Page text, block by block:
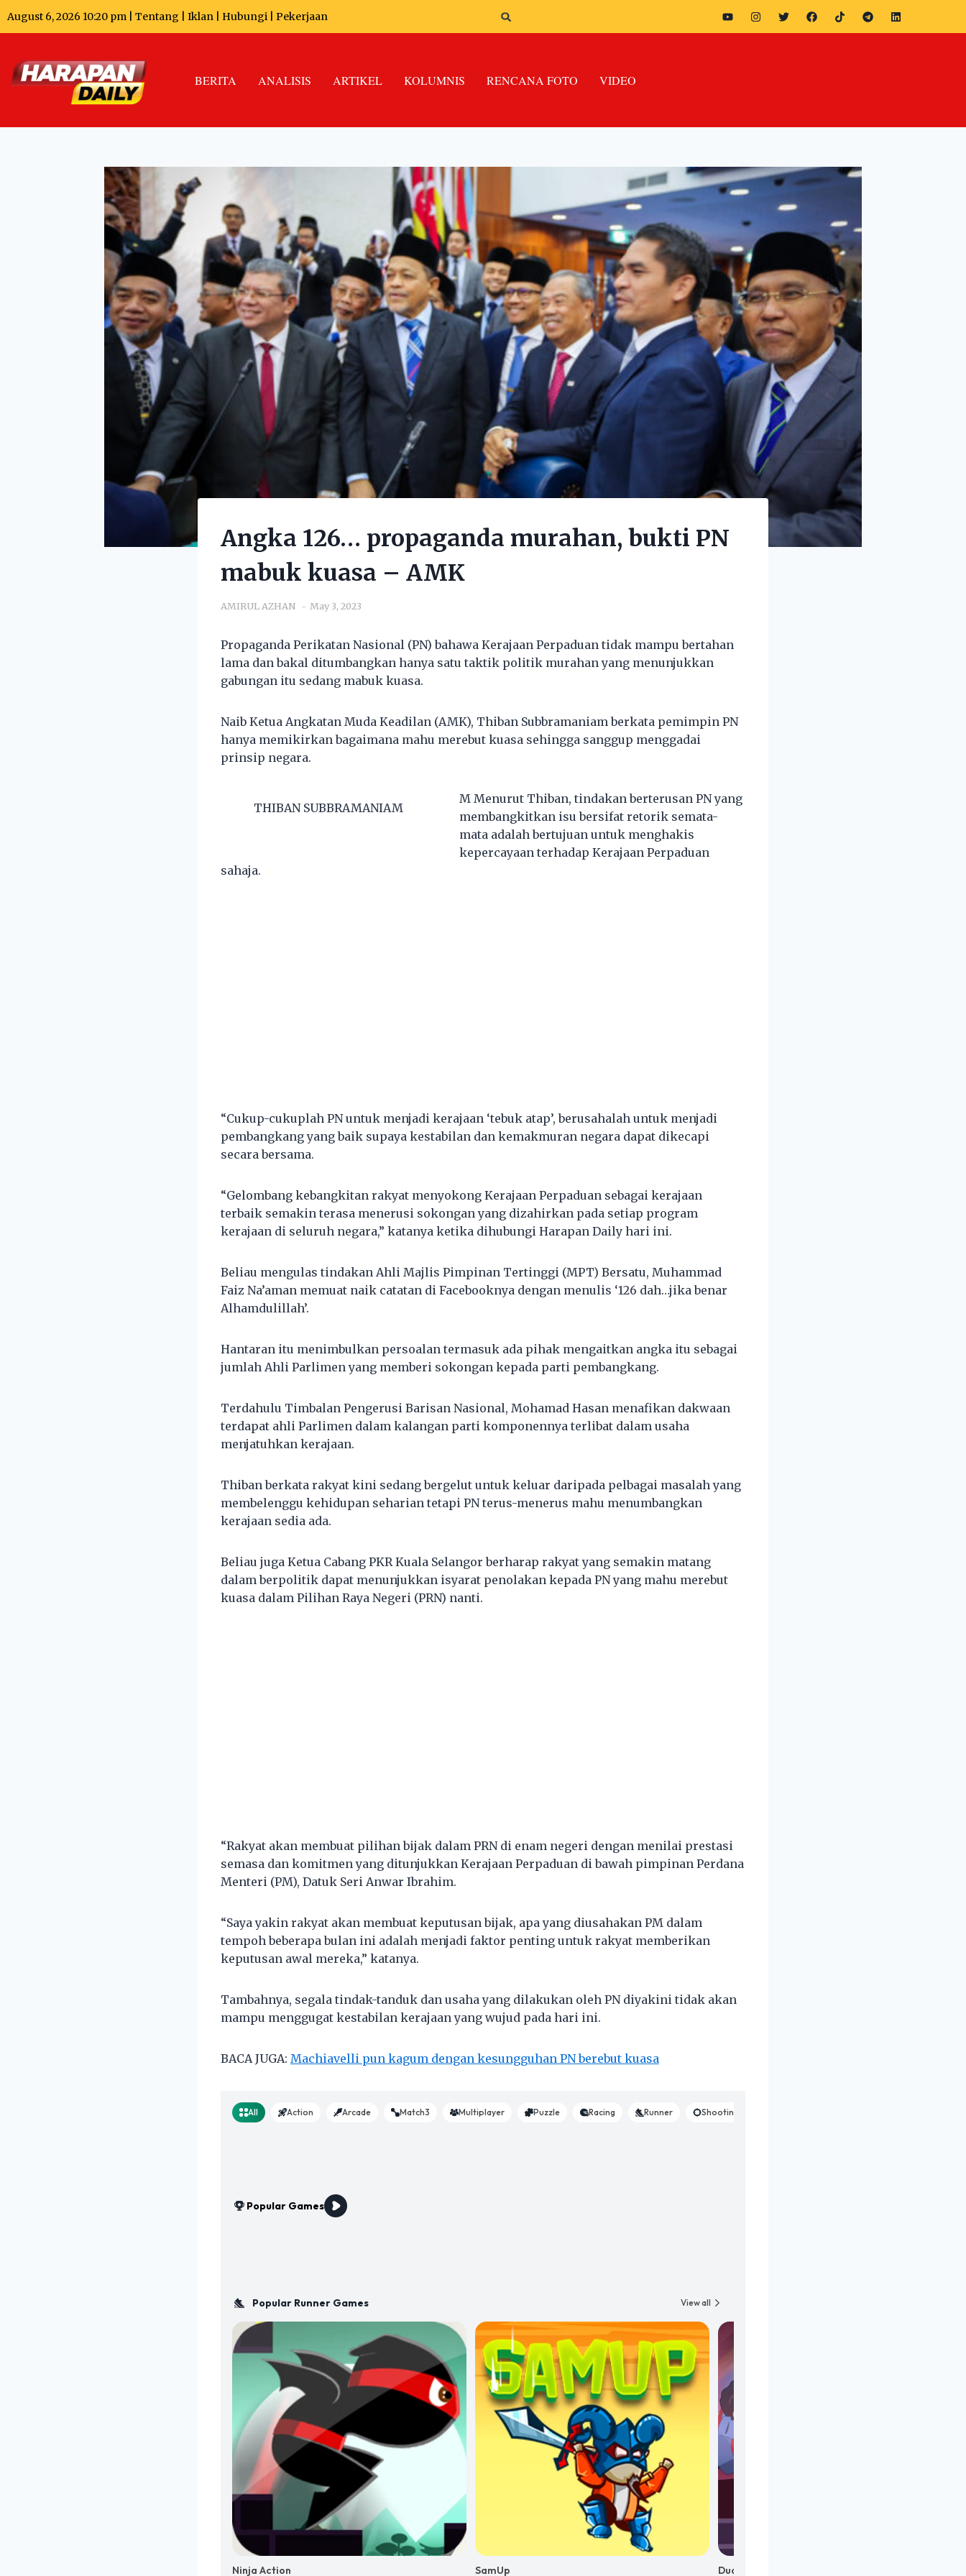
August 6, 2026 10:20 pm | Tentang Iklan Hubungi Pekerjaan
BERITA ANALISIS ARTIKEL KOLUMNIS RENCANA FOTO VIDEO
Angka 126… propaganda murahan, bukti PN
mabuk kuasa – AMK
AMIRUL AZHAN May 3, 2023
Propaganda Perikatan Nasional (PN) bahawa Kerajaan Perpaduan tidak mampu bertahan
lama dan bakal ditumbangkan hanya satu taktik politik murahan yang menunjukkan
gabungan itu sedang mabuk kuasa.
Naib Ketua Angkatan Muda Keadilan (AMK), Thiban Subbramaniam berkata pemimpin PN
hanya memikirkan bagaimana mahu merebut kuasa sehingga sanggup menggadai
prinsip negara.
THIBAN SUBBRAMANIAM
M Menurut Thiban, tindakan berterusan PN yang
membangkitkan isu bersifat retorik semata-
mata adalah bertujuan untuk menghakis
kepercayaan terhadap Kerajaan Perpaduan
sahaja.
“Cukup-cukuplah PN untuk menjadi kerajaan ‘tebuk atap’, berusahalah untuk menjadi
pembangkang yang baik supaya kestabilan dan kemakmuran negara dapat dikecapi
secara bersama.
“Gelombang kebangkitan rakyat menyokong Kerajaan Perpaduan sebagai kerajaan
terbaik semakin terasa menerusi sokongan yang dizahirkan pada setiap program
kerajaan di seluruh negara,” katanya ketika dihubungi Harapan Daily hari ini.
Beliau mengulas tindakan Ahli Majlis Pimpinan Tertinggi (MPT) Bersatu, Muhammad
Faiz Na’aman memuat naik catatan di Facebooknya dengan menulis ‘126 dah…jika benar
Alhamdulillah’.
Hantaran itu menimbulkan persoalan termasuk ada pihak mengaitkan angka itu sebagai
jumlah Ahli Parlimen yang memberi sokongan kepada parti pembangkang.
Terdahulu Timbalan Pengerusi Barisan Nasional, Mohamad Hasan menafikan dakwaan
terdapat ahli Parlimen dalam kalangan parti komponennya terlibat dalam usaha
menjatuhkan kerajaan.
Thiban berkata rakyat kini sedang bergelut untuk keluar daripada pelbagai masalah yang
membelenggu kehidupan seharian tetapi PN terus-menerus mahu menumbangkan
kerajaan sedia ada.
Beliau juga Ketua Cabang PKR Kuala Selangor berharap rakyat yang semakin matang
dalam berpolitik dapat menunjukkan isyarat penolakan kepada PN yang mahu merebut
kuasa dalam Pilihan Raya Negeri (PRN) nanti.
“Rakyat akan membuat pilihan bijak dalam PRN di enam negeri dengan menilai prestasi
semasa dan komitmen yang ditunjukkan Kerajaan Perpaduan di bawah pimpinan Perdana
Menteri (PM), Datuk Seri Anwar Ibrahim.
“Saya yakin rakyat akan membuat keputusan bijak, apa yang diusahakan PM dalam
tempoh beberapa bulan ini adalah menjadi faktor penting untuk rakyat memberikan
keputusan awal mereka,” katanya.
Tambahnya, segala tindak-tanduk dan usaha yang dilakukan oleh PN diyakini tidak akan
mampu menggugat kestabilan kerajaan yang wujud pada hari ini.
BACA JUGA: Machiavelli pun kagum dengan kesungguhan PN berebut kuasa